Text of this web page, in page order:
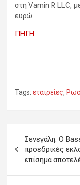
στη Vamin R LLC,
ευρώ.
ΠΗΓΗ
Tags: εταιρείες,
άρθρων
Σενεγάλη: Ο
προεδρικές
επίσημα